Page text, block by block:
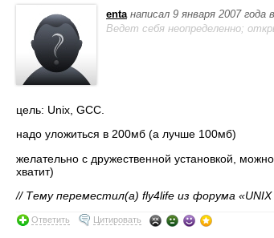
enta написал 9 января 2007 года
Ведет себя неопределенно;
цель: Unix, GCC.
надо уложиться в 200мб (а лучше 100мб)
желательно с дружественной установкой,
хватит)
// Тему переместил(а) fly4life из форума «UNIX
Ответить Цитировать